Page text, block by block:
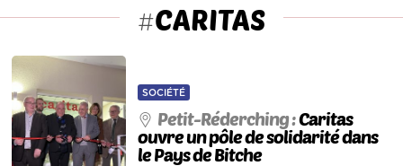
#CARITAS
SOCIÉTÉ
Petit-Réderching :Caritas
ouvre un pôle de solidarité dans
le Pays de Bitche